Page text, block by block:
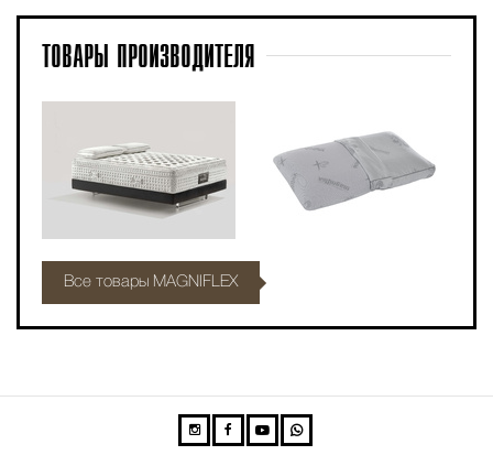
ТОВАРЫ ПРОИЗВОДИТЕЛЯ
Все товары MAGNIFLEX